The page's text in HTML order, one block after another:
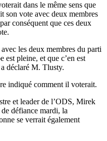
dans le même sens que
son vote avec deux membres
conséquent que ces deux
les deux membres du parti
est pleine, et que c’en est
déclaré M. Tlusty.
indiqué comment il voterait.
et leader de l’ODS, Mirek
défiance mardi, la
se verrait également